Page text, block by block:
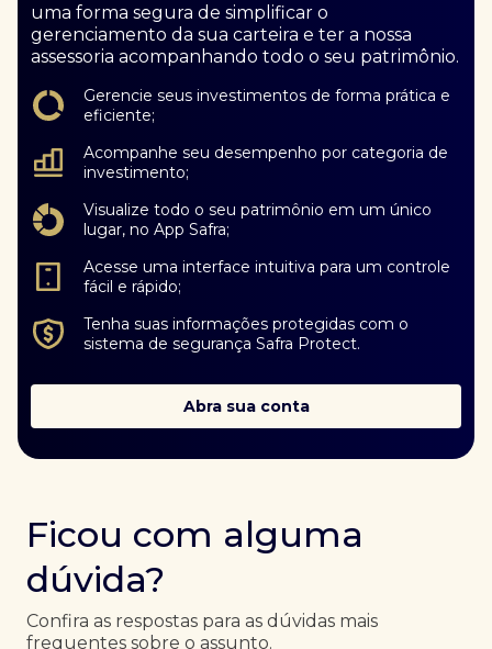
uma forma segura de simplificar o
gerenciamento da sua carteira e ter a nossa
assessoria acompanhando todo o seu patrimônio.
Gerencie seus investimentos de forma prática e
eficiente;
Acompanhe seu desempenho por categoria de
investimento;
Visualize todo o seu patrimônio em um único
lugar, no App Safra;
Acesse uma interface intuitiva para um controle
fácil e rápido;
Tenha suas informações protegidas com o
sistema de segurança Safra Protect.
Abra sua conta
Ficou com alguma
dúvida?
Confira as respostas para as dúvidas mais
frequentes sobre o assunto.